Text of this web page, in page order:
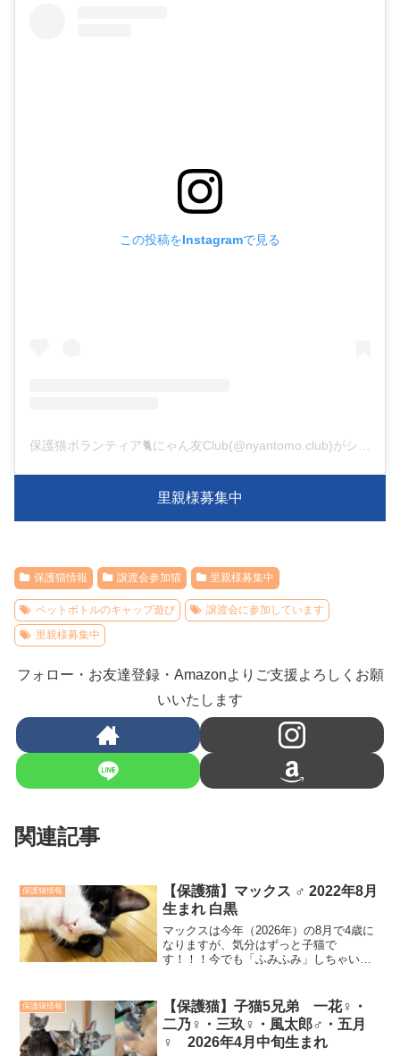
この投稿をInstagramで見る
里親様募集中
保護猫情報 譲渡会参加猫 里親様募集中
ペットボトルのキャップ遊び
譲渡会に参加しています
里親様募集中
フォロー・お友達登録・Amazonよりご支援よろしくお願
いいたします
関連記事
保護猫情報
【保護猫】マックス ♂ 2022年8月
生まれ 白黒
マックスは今年（2026年）の8月で4歳に
なりますが、気分はずっと子猫で
す！！！今でも「ふみふみ」しちゃいま
くださるお家と家族を募集中です。お見
合い予約受付中です！I...
保護猫情報
【保護猫】子猫5兄弟 一花♀・
二乃♀・三玖♀・風太郎♂・五月
♀ 2026年4月中旬生まれ